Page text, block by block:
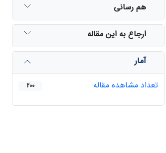
هم رسانی
ارجاع به این مقاله
آمار
تعداد مشاهده مقاله
200